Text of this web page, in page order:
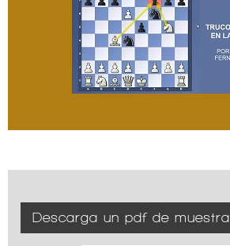
Descarga un pdf de muestra